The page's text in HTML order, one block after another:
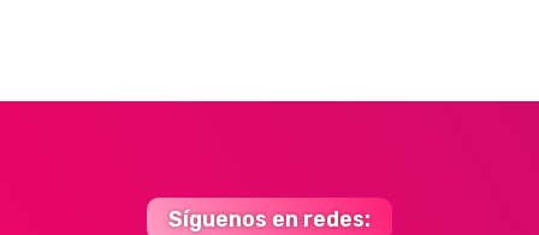
Síguenos en redes: